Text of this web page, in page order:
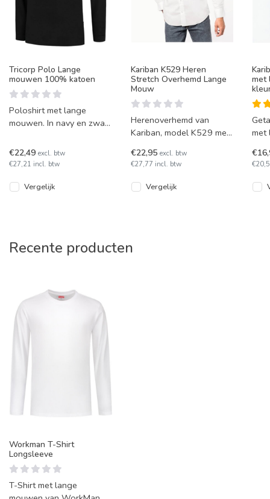
Tricorp Polo Lange
mouwen 100% katoen
Poloshirt met lange
mouwen. In navy en zwart
€22,49 excl. btw
€27,21 incl. btw
Vergelijk
Kariban K529 Heren
Stretch Overhemd Lange
Mouw
Herenoverhemd van
Kariban, model K529 met
herenoverhemd heeft
stretch technologie
€22,95 excl. btw
€27,77 incl. btw
Vergelijk
met
met
Recente producten
Workman T-Shirt
Longsleeve
T-Shirt met lange